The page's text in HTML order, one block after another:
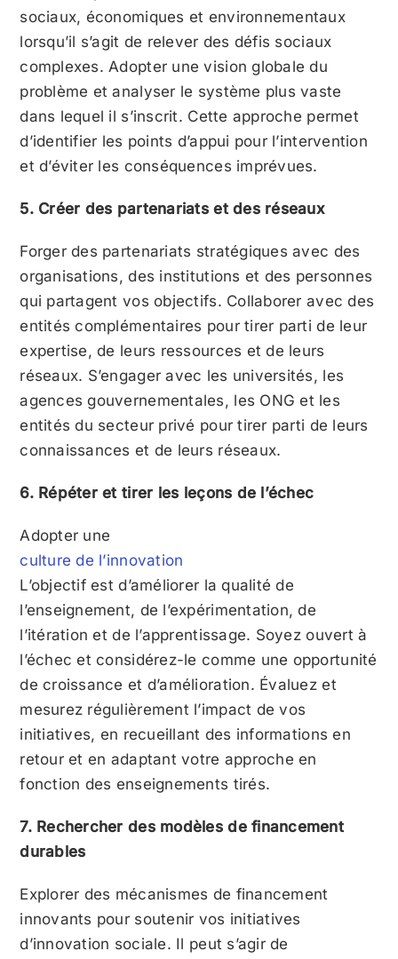
sociaux, économiques et environnementaux
lorsqu’il s’agit de relever des défis sociaux
complexes. Adopter une vision globale du
problème et analyser le système plus vaste
dans lequel il s’inscrit. Cette approche permet
d’identifier les points d’appui pour l’intervention
et d’éviter les conséquences imprévues.
5. Créer des partenariats et des réseaux
Forger des partenariats stratégiques avec des
organisations, des institutions et des personnes
qui partagent vos objectifs. Collaborer avec des
entités complémentaires pour tirer parti de leur
expertise, de leurs ressources et de leurs
réseaux. S’engager avec les universités, les
agences gouvernementales, les ONG et les
entités du secteur privé pour tirer parti de leurs
connaissances et de leurs réseaux.
6. Répéter et tirer les leçons de l’échec
Adopter une
culture de l’innovation
L’objectif est d’améliorer la qualité de
l’enseignement, de l’expérimentation, de
l’itération et de l’apprentissage. Soyez ouvert à
l’échec et considérez-le comme une opportunité
de croissance et d’amélioration. Évaluez et
mesurez régulièrement l’impact de vos
initiatives, en recueillant des informations en
retour et en adaptant votre approche en
fonction des enseignements tirés.
7. Rechercher des modèles de financement
durables
Explorer des mécanismes de financement
innovants pour soutenir vos initiatives
d’innovation sociale. Il peut s’agir de